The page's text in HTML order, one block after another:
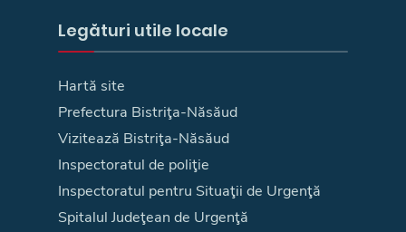
Legături utile locale
Hartă site
Prefectura Bistriţa-Năsăud
Vizitează Bistriţa-Năsăud
Inspectoratul de poliţie
Inspectoratul pentru Situaţii de Urgenţă
Spitalul Judeţean de Urgenţă